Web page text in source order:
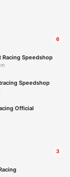
6
Racing Speedshop
Speedshop
Official
3